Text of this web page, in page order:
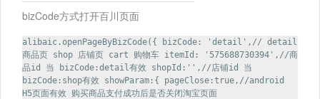
bizCode方式打开百川页面
alibaic.openPageByBizCode({ bizCode: 'detail',// detail
商品页 shop 店铺页 cart 购物车 itemId: '575688730394',//商
品id 当 bizCode:detail有效 shopId:'',//店铺id 当
bizCode:shop有效 showParam:{ pageClose:true,//android
H5页面有效 购买商品支付成功后是否关闭淘宝页面